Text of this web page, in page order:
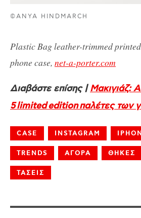
©ANYA HINDMARCH
Plastic Bag leather-trimmed
phone case, net-a-porter.com
Διαβάστε επίσης |Μακιγιάζ:
5 limited edition παλέτες των
CASE INSTAGRAM
TRENDS ΑΓΟΡΑ ΘΗΚΕΣ
ΤΑΣΕΙΣ